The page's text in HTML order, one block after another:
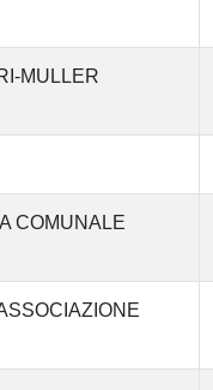
MULLER
COMUNALE